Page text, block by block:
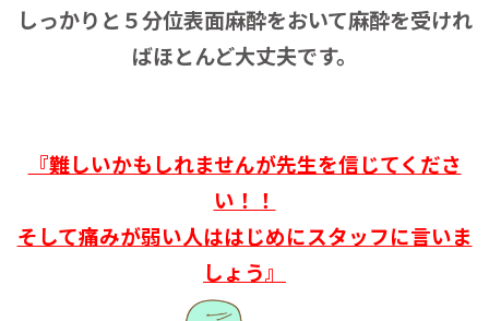
しっかりと５分位表面麻酔をおいて麻酔を受けれ
ばほとんど大丈夫です。
『難しいかもしれませんが先生を信じてくださ
い！！
そして痛みが弱い人ははじめにスタッフに言いま
しょう』